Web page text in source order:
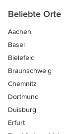
Beliebte Orte
Aachen
Basel
Bielefeld
Braunschweig
Chemnitz
Dortmund
Duisburg
Erfurt